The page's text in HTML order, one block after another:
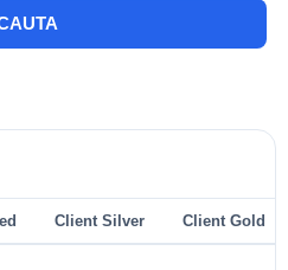
Client Silver Client Gold